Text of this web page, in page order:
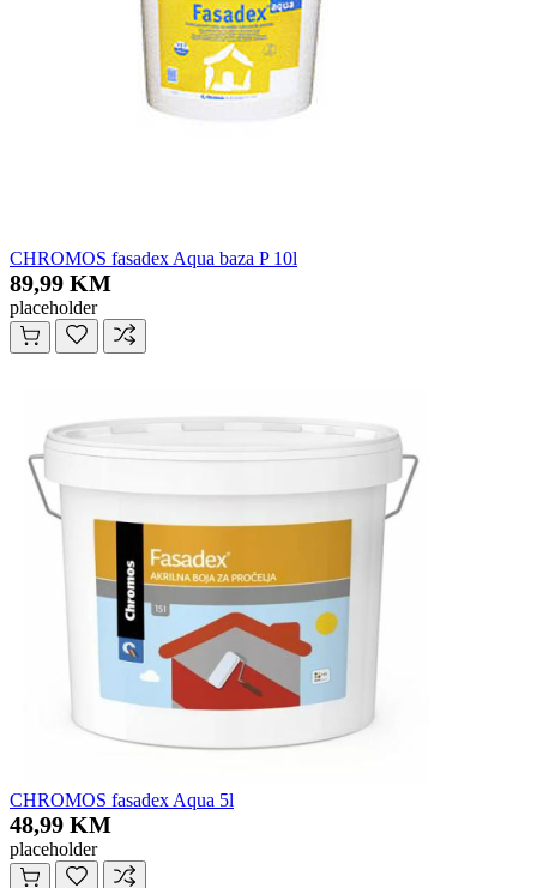
CHROMOS fasadex Aqua baza P 10l
89,99 KM
placeholder
CHROMOS fasadex Aqua 5l
48,99 KM
placeholder